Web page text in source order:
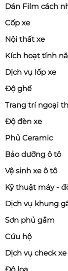
Dán Film cách
Cốp xe
Nội thất xe
Kích hoạt tính
Dịch vụ lốp xe
Độ ghế
Trang trí ngoại
Độ đèn xe
Phủ Ceramic
Bảo dưỡng ô tô
Vệ sinh xe ô tô
Kỹ thuật máy -
Dịch vụ khung
Sơn phủ gầm
Cứu hộ
Dịch vụ check